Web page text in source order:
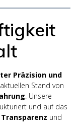
Präzision und
Stand von
. Unsere
und auf das
Transparenz und